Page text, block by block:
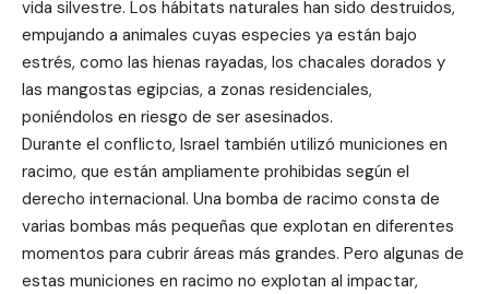
vida silvestre. Los hábitats naturales han sido destruidos,
empujando a animales cuyas especies ya están bajo
estrés, como las hienas rayadas, los chacales dorados y
las mangostas egipcias, a zonas residenciales,
poniéndolos en riesgo de ser asesinados.
Durante el conflicto, Israel también utilizó municiones en
racimo, que están ampliamente prohibidas según el
derecho internacional. Una bomba de racimo consta de
varias bombas más pequeñas que explotan en diferentes
momentos para cubrir áreas más grandes. Pero algunas de
estas municiones en racimo no explotan al impactar,